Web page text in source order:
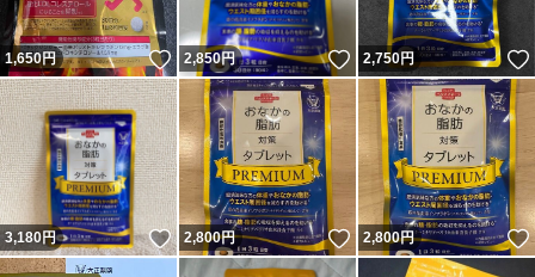
1,650円 いいね！
2,850円 いいね！
2,750円
3,180円 いいね！
2,800円 いいね！
2,800円